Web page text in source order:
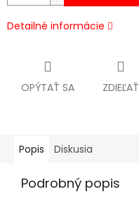
Detailné informácie
OPÝTAŤ SA ZDIEĽAŤ
Popis Diskusia
Podrobný popis